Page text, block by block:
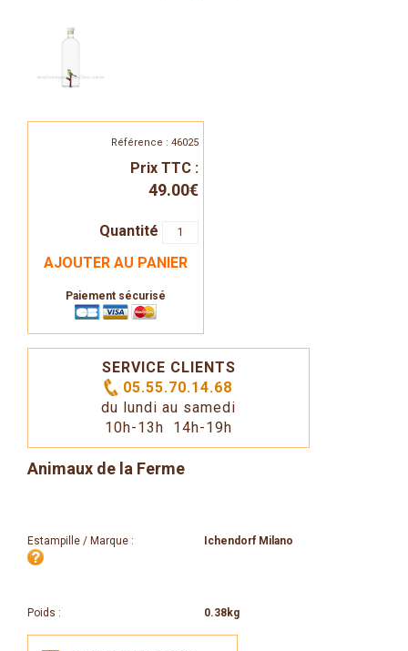
Référence : 46025
Prix TTC :
49.00€
Quantité
AJOUTER AU PANIER
Paiement sécurisé
SERVICE CLIENTS
05.55.70.14.68
du lundi au samedi
10h-13h 14h-19h
Animaux de la Ferme
Estampille / Marque : Ichendorf Milano
Poids : 0.38kg